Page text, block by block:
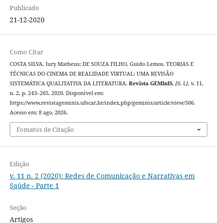
Publicado
21-12-2020
Como Citar
COSTA SILVA, Iury Matheus; DE SOUZA FILHO, Guido Lemos. TEORIAS E
TÉCNICAS DO CINEMA DE REALIDADE VIRTUAL: UMA REVISÃO
SISTEMÁTICA QUALITATIVA DA LITERATURA. Revista GEMInIS, [S. l.], v. 11,
n. 2, p. 243–265, 2020. Disponível em:
https://www.revistageminis.ufscar.br/index.php/geminis/article/view/506.
Acesso em: 8 ago. 2026.
Fomatos de Citação
Edição
v. 11 n. 2 (2020): Redes de Comunicação e Narrativas em
Saúde - Parte 1
Seção
Artigos